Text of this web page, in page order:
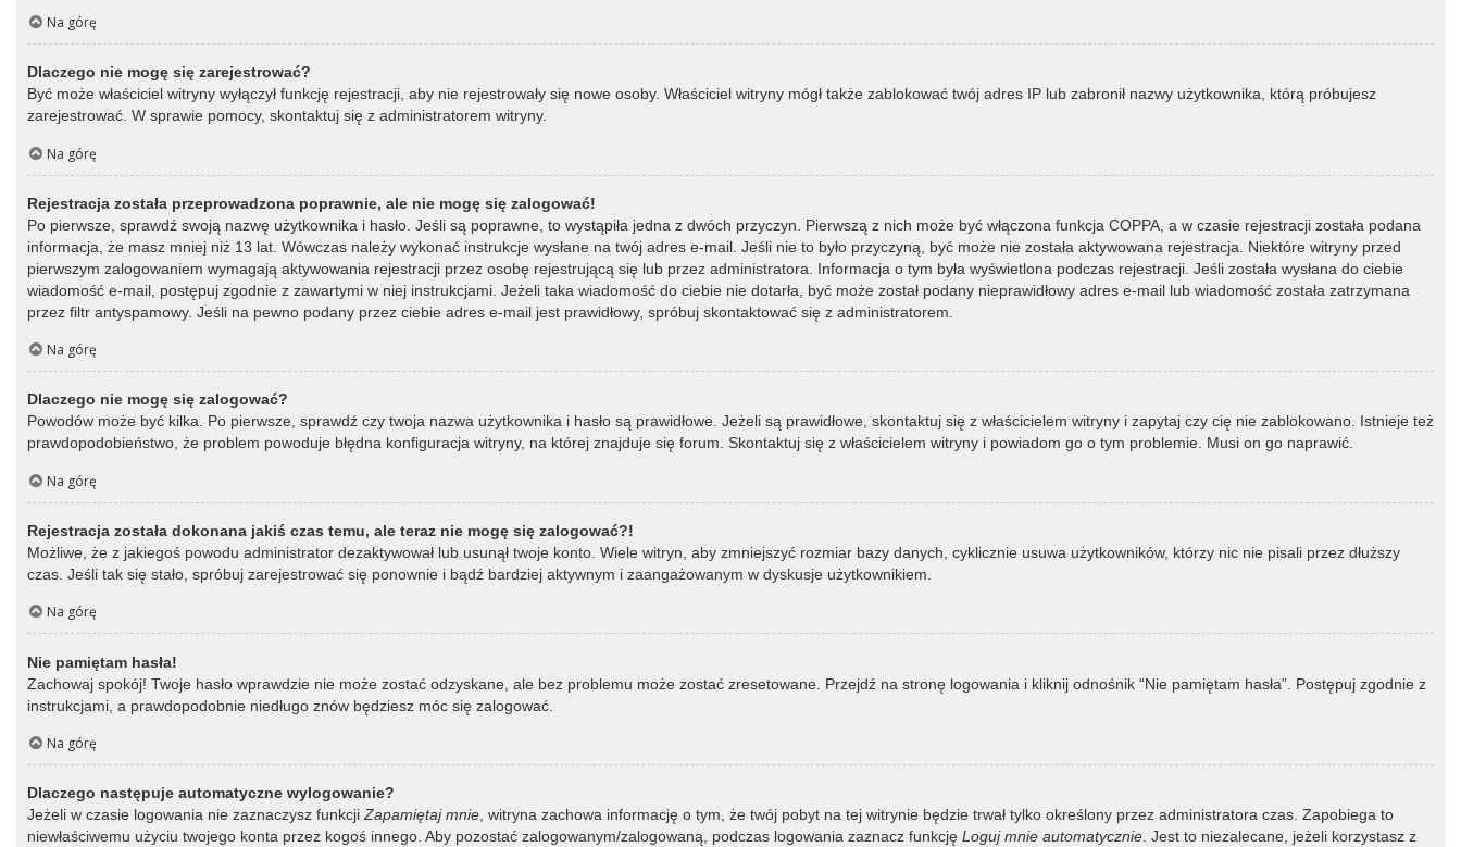
Na górę
Dlaczego nie mogę się zarejestrować?
Być może właściciel witryny wyłączył funkcję rejestracji, aby nie rejestrowały się nowe osoby. Właściciel witryny mógł także zablokować twój adres IP lub zabronił nazwy użytkownika, którą próbujesz
zarejestrować. W sprawie pomocy, skontaktuj się z administratorem witryny.
Na górę
Rejestracja została przeprowadzona poprawnie, ale nie mogę się zalogować!
Po pierwsze, sprawdź swoją nazwę użytkownika i hasło. Jeśli są poprawne, to wystąpiła jedna z dwóch przyczyn. Pierwszą z nich może być włączona funkcja COPPA, a w czasie rejestracji została podana
informacja, że masz mniej niż 13 lat. Wówczas należy wykonać instrukcje wysłane na twój adres e-mail. Jeśli nie to było przyczyną, być może nie została aktywowana rejestracja. Niektóre witryny przed
pierwszym zalogowaniem wymagają aktywowania rejestracji przez osobę rejestrującą się lub przez administratora. Informacja o tym była wyświetlona podczas rejestracji. Jeśli została wysłana do ciebie
wiadomość e-mail, postępuj zgodnie z zawartymi w niej instrukcjami. Jeżeli taka wiadomość do ciebie nie dotarła, być może został podany nieprawidłowy adres e-mail lub wiadomość została zatrzymana
przez filtr antyspamowy. Jeśli na pewno podany przez ciebie adres e-mail jest prawidłowy, spróbuj skontaktować się z administratorem.
Na górę
Dlaczego nie mogę się zalogować?
Powodów może być kilka. Po pierwsze, sprawdź czy twoja nazwa użytkownika i hasło są prawidłowe. Jeżeli są prawidłowe, skontaktuj się z właścicielem witryny i zapytaj czy cię nie zablokowano. Istnieje też
prawdopodobieństwo, że problem powoduje błędna konfiguracja witryny, na której znajduje się forum. Skontaktuj się z właścicielem witryny i powiadom go o tym problemie. Musi on go naprawić.
Na górę
Rejestracja została dokonana jakiś czas temu, ale teraz nie mogę się zalogować?!
Możliwe, że z jakiegoś powodu administrator dezaktywował lub usunął twoje konto. Wiele witryn, aby zmniejszyć rozmiar bazy danych, cyklicznie usuwa użytkowników, którzy nic nie pisali przez dłuższy
czas. Jeśli tak się stało, spróbuj zarejestrować się ponownie i bądź bardziej aktywnym i zaangażowanym w dyskusje użytkownikiem.
Na górę
Nie pamiętam hasła!
Zachowaj spokój! Twoje hasło wprawdzie nie może zostać odzyskane, ale bez problemu może zostać zresetowane. Przejdź na stronę logowania i kliknij odnośnik “Nie pamiętam hasła”. Postępuj zgodnie z
instrukcjami, a prawdopodobnie niedługo znów będziesz móc się zalogować.
Na górę
Dlaczego następuje automatyczne wylogowanie?
Jeżeli w czasie logowania nie zaznaczysz funkcjiZapamiętaj mnie, witryna zachowa informację o tym, że twój pobyt na tej witrynie będzie trwał tylko określony przez administratora czas. Zapobiega to
niewłaściwemu użyciu twojego konta przez kogoś innego. Aby pozostać zalogowanym/zalogowaną, podczas logowania zaznacz funkcję Loguj mnie automatycznie. Jest to niezalecane, jeżeli korzystasz z